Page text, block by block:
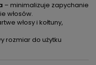
– minimalizuje zapychanie
włosów.
włosy i kołtuny,
rozmiar do użytku